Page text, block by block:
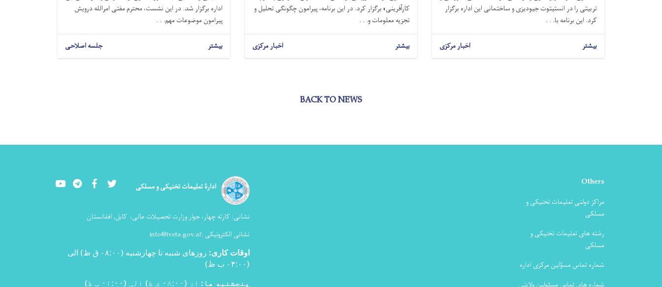
تربیتی را در انستیتوت جیودیزی و ساختمانی این اداره برگزار
کرد. این برنامه با. . .
بیشتر اخبار مرکزی
کارآفرینی» برگزار کرد. در این برنامه، پیرامون چگونگی تحلیل و
تجزیه معلومات و. . .
بیشتر اخبار مرکزی
اداره برگزار شد. در این نشست، محترم مفتی امرالله درویش
پیرامون موضوعات مهم. . .
بیشتر جلسه اصلاحی
BACK TO NEWS
Others
مراکز دولتی تعلیمات تخنیکی و
مسلکی
رشته های تعلیمات تخنیکی و
مسلکی
شماره تماس مسؤلین مرکزی اداره
ادارۀ تعلیمات تخنیکی و مسلکی YoutubeLinkedInFacebook Twitter
نشانی: کارته چهار، جوار وزارت تحصیلات عالی، کابل, افغانستان
نشانی الکترونیکی :info@tveta.gov.af
اوقات کاری:
روزهای شنبه تا چهارشنبه (۰۸:۰۰ ق ظ) الی
(۰۴:۰۰ ب ظ
)
پنجشنبه ها: از (۰۸:۰۰ ق ظ) الی (۰۱:۰۰ ب ظ)